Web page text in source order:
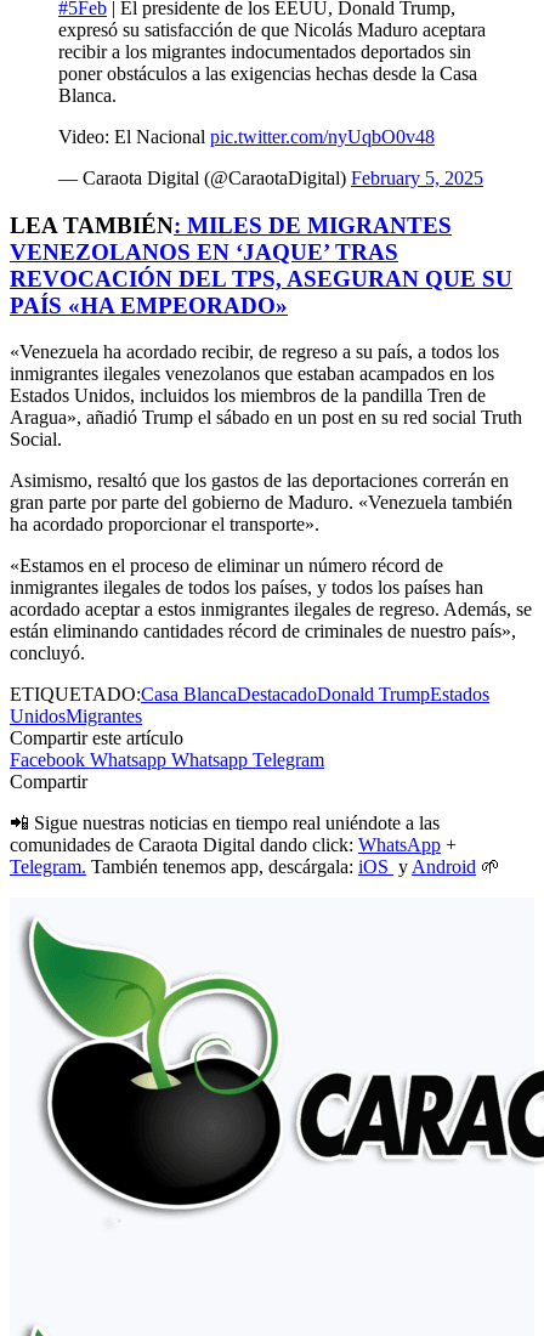
#5Feb | El presidente de los EEUU, Donald Trump,
expresó su satisfacción de que Nicolás Maduro aceptara
recibir a los migrantes indocumentados deportados sin
poner obstáculos a las exigencias hechas desde la Casa
Blanca.
Video: El Nacional pic.twitter.com/nyUqbO0v48
— Caraota Digital (@CaraotaDigital) February 5, 2025
LEA TAMBIÉN: MILES DE MIGRANTES
VENEZOLANOS EN ‘JAQUE’ TRAS
REVOCACIÓN DEL TPS, ASEGURAN QUE SU
PAÍS «HA EMPEORADO»
«Venezuela ha acordado recibir, de regreso a su país, a todos los
inmigrantes ilegales venezolanos que estaban acampados en los
Estados Unidos, incluidos los miembros de la pandilla Tren de
Aragua», añadió Trump el sábado en un post en su red social Truth
Social.
Asimismo, resaltó que los gastos de las deportaciones correrán en
gran parte por parte del gobierno de Maduro. «Venezuela también
ha acordado proporcionar el transporte».
«Estamos en el proceso de eliminar un número récord de
inmigrantes ilegales de todos los países, y todos los países han
acordado aceptar a estos inmigrantes ilegales de regreso. Además, se
están eliminando cantidades récord de criminales de nuestro país»,
concluyó.
ETIQUETADO:Casa BlancaDestacadoDonald TrumpEstados
UnidosMigrantes
Compartir este artículo
Facebook Whatsapp Whatsapp Telegram
Compartir
📲 Sigue nuestras noticias en tiempo real uniéndote a las
comunidades de Caraota Digital dando click: WhatsApp +
Telegram. También tenemos app, descárgala: iOS y Android 🌱